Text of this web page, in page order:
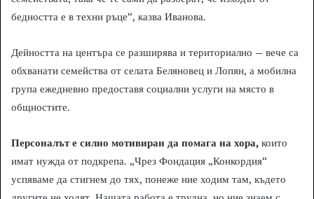
бедността е в техни ръце“, казва Иванова.
Дейността на центъра се разширява и териториално – вече са
обхванати семейства от селата Беляновец и Лопян, а мобилна
група ежедневно предоставя социални услуги на място в
общностите.
Персоналът е силно мотивиран да помага на хора, които
имат нужда от подкрепа. „Чрез Фондация „Конкордия“
успяваме да стигнем до тях, понеже ние ходим там, където